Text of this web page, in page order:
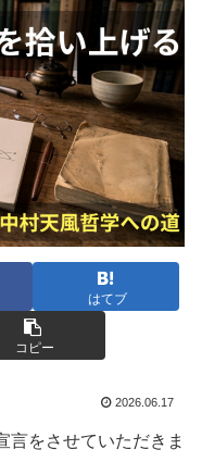
はてブ
コピー
2026.06.17
言をさせていただきま